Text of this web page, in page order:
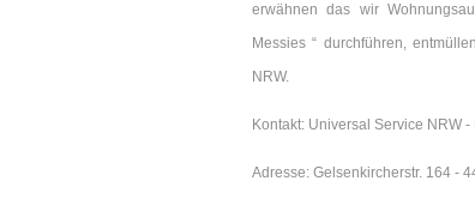
erwähnen das wir
Messies “ durchführen,
NRW.
Kontakt: Universal Service NRW -
Adresse: Gelsenkircherstr. 164 -